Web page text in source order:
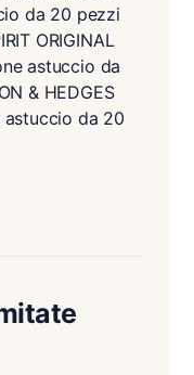
da 20 pezzi
ORIGINAL
astuccio da
& HEDGES
astuccio da 20